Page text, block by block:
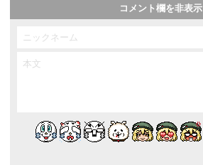
コメント欄を非表示